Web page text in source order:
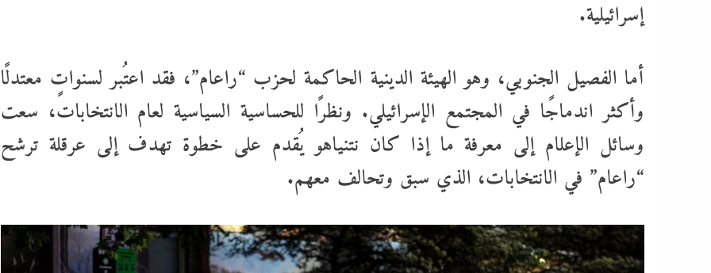
إسرائيلية.
أما الفصيل الجنوبي، وهو الهيئة الدينية الحاكمة لحزب “راعام”، فقد اعتُبر لسنواتٍ معتدلًا
وأكثر اندماجًا في المجتمع الإسرائيلي. ونظرًا للحساسية السياسية لعام الانتخابات، سعت
وسائل الإعلام إلى معرفة ما إذا كان نتنياهو يُقدم على خطوة تهدف إلى عرقلة ترشح
“راعام” في الانتخابات، الذي سبق وتحالف معهم.